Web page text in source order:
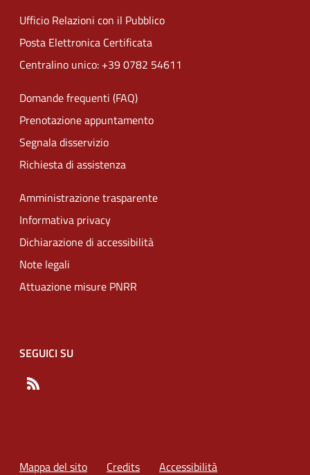
Ufficio Relazioni con il Pubblico
Posta Elettronica Certificata
Centralino unico: +39 0782 54611
Domande frequenti (FAQ)
Prenotazione appuntamento
Segnala disservizio
Richiesta di assistenza
Amministrazione trasparente
Informativa privacy
Dichiarazione di accessibilità
Note legali
Attuazione misure PNRR
SEGUICI SU
Mappa del sito Credits Accessibilità